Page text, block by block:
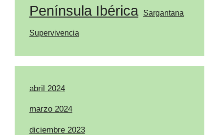
Península Ibérica Sargantana
Supervivencia
abril 2024
marzo 2024
diciembre 2023